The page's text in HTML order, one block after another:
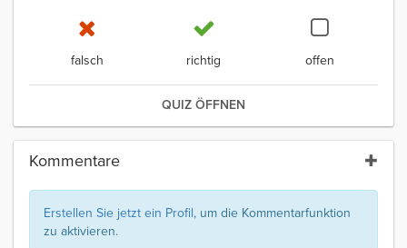
falsch richtig offen
QUIZ ÖFFNEN
Kommentare
Erstellen Sie jetzt ein Profil, um die Kommentarfunktion
zu aktivieren.